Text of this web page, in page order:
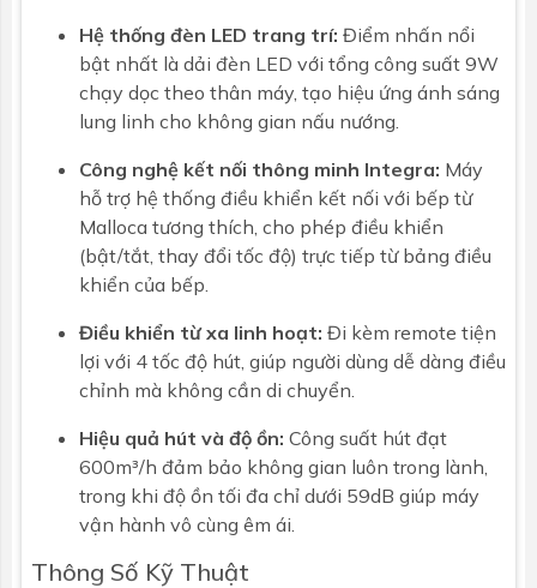
Hệ thống đèn LED trang trí: Điểm nhấn nổi
bật nhất là dải đèn LED với tổng công suất 9W
chạy dọc theo thân máy, tạo hiệu ứng ánh sáng
lung linh cho không gian nấu nướng.
Công nghệ kết nối thông minh Integra: Máy
hỗ trợ hệ thống điều khiển kết nối với bếp từ
Malloca tương thích, cho phép điều khiển
(bật/tắt, thay đổi tốc độ) trực tiếp từ bảng điều
khiển của bếp.
Điều khiển từ xa linh hoạt: Đi kèm remote tiện
lợi với 4 tốc độ hút, giúp người dùng dễ dàng điều
chỉnh mà không cần di chuyển.
Hiệu quả hút và độ ồn: Công suất hút đạt
600m³/h đảm bảo không gian luôn trong lành,
trong khi độ ồn tối đa chỉ dưới 59dB giúp máy
vận hành vô cùng êm ái.
Thông Số Kỹ Thuật